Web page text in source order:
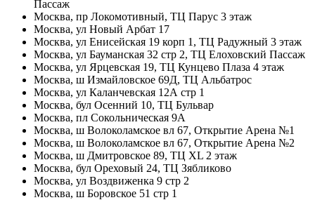
Пассаж
Москва, пр Локомотивный, ТЦ Парус 3 этаж
Москва, ул Новый Арбат 17
Москва, ул Енисейская 19 корп 1, ТЦ Радужный 3 этаж
Москва, ул Бауманская 32 стр 2, ТЦ Елоховский Пассаж
Москва, ул Ярцевская 19, ТЦ Кунцево Плаза 4 этаж
Москва, ш Измайловское 69Д, ТЦ Альбатрос
Москва, ул Каланчевская 12А стр 1
Москва, бул Осенний 10, ТЦ Бульвар
Москва, пл Сокольническая 9А
Москва, ш Волоколамское вл 67, Открытие Арена №1
Москва, ш Волоколамское вл 67, Открытие Арена №2
Москва, ш Дмитровское 89, ТЦ XL 2 этаж
Москва, бул Ореховый 24, ТЦ Зябликово
Москва, ул Воздвиженка 9 стр 2
Москва, ш Боровское 51 стр 1